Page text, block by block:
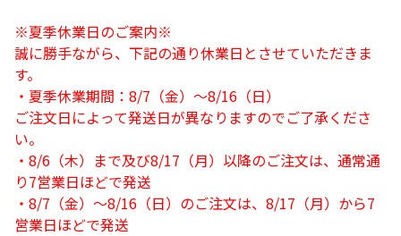
※夏季休業日のご案内※
誠に勝手ながら、下記の通り休業日とさせていただきま
す。
・夏季休業期間：8/7（金）～8/16（日）
ご注文日によって発送日が異なりますのでご了承くださ
い。
・8/6（木）まで及び8/17（月）以降のご注文は、通常通
り7営業日ほどで発送
・8/7（金）～8/16（日）のご注文は、8/17（月）から7
営業日ほどで発送